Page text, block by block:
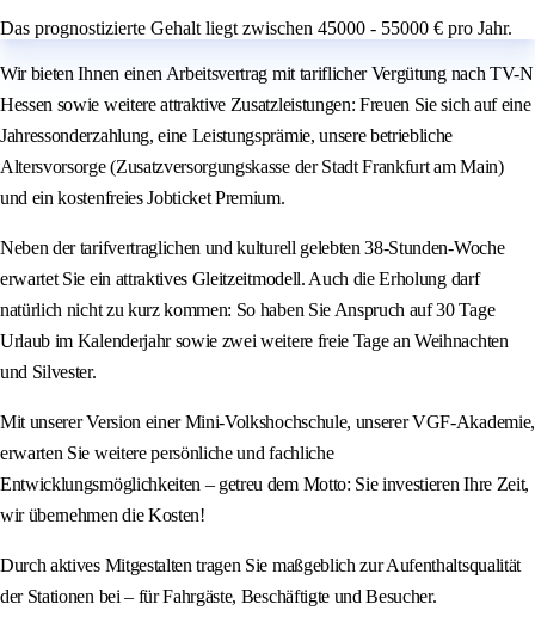
Das prognostizierte Gehalt liegt zwischen 45000 - 55000 € pro Jahr.
Wir bieten Ihnen einen Arbeitsvertrag mit tariflicher Vergütung nach TV-N
Hessen sowie weitere attraktive Zusatzleistungen: Freuen Sie sich auf eine
Jahressonderzahlung, eine Leistungsprämie, unsere betriebliche
Altersvorsorge (Zusatzversorgungskasse der Stadt Frankfurt am Main)
und ein kostenfreies Jobticket Premium.
Neben der tarifvertraglichen und kulturell gelebten 38-Stunden-Woche
erwartet Sie ein attraktives Gleitzeitmodell. Auch die Erholung darf
natürlich nicht zu kurz kommen: So haben Sie Anspruch auf 30 Tage
Urlaub im Kalenderjahr sowie zwei weitere freie Tage an Weihnachten
und Silvester.
Mit unserer Version einer Mini-Volkshochschule, unserer VGF-Akademie,
erwarten Sie weitere persönliche und fachliche
Entwicklungsmöglichkeiten – getreu dem Motto: Sie investieren Ihre Zeit,
wir übernehmen die Kosten!
Durch aktives Mitgestalten tragen Sie maßgeblich zur Aufenthaltsqualität
der Stationen bei – für Fahrgäste, Beschäftigte und Besucher.